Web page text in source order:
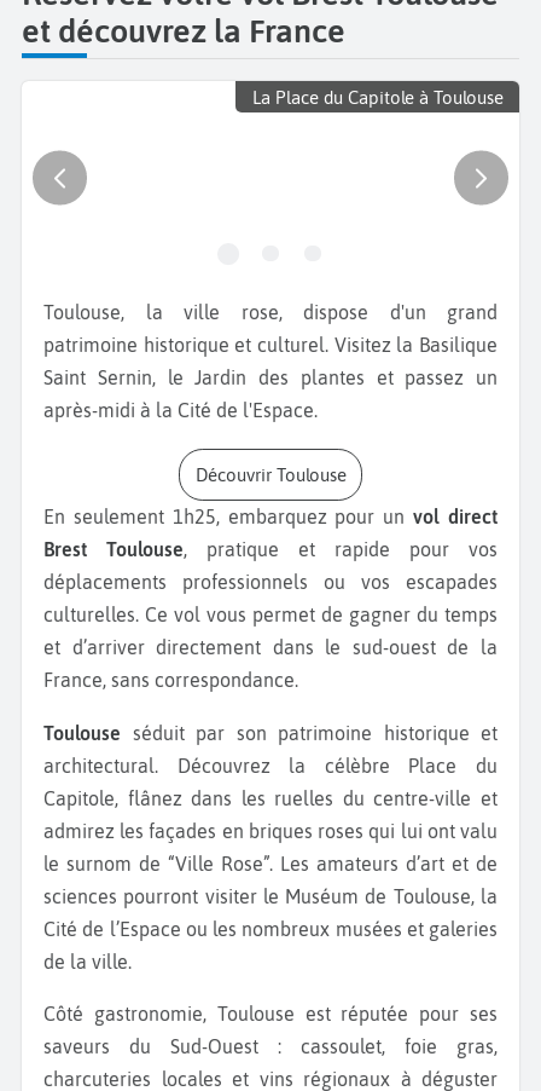
et découvrez la France
La Place du Capitole à Toulouse
Toulouse, la ville rose, dispose d'un grand
patrimoine historique et culturel. Visitez la Basilique
Saint Sernin, le Jardin des plantes et passez un
après-midi à la Cité de l'Espace.
Découvrir Toulouse
En seulement 1h25, embarquez pour un vol direct
Brest Toulouse, pratique et rapide pour vos
déplacements professionnels ou vos escapades
culturelles. Ce vol vous permet de gagner du temps
et d’arriver directement dans le sud-ouest de la
France, sans correspondance.
Toulouse séduit par son patrimoine historique et
architectural. Découvrez la célèbre Place du
Capitole, flânez dans les ruelles du centre-ville et
admirez les façades en briques roses qui lui ont valu
le surnom de “Ville Rose”. Les amateurs d’art et de
sciences pourront visiter le Muséum de Toulouse, la
Cité de l’Espace ou les nombreux musées et galeries
de la ville.
Côté gastronomie, Toulouse est réputée pour ses
saveurs du Sud-Ouest : cassoulet, foie gras,
charcuteries locales et vins régionaux à déguster